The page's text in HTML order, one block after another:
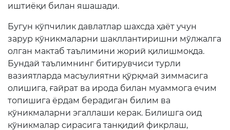
иштиёқи билан яшашади.
Бугун кўпчилик давлатлар шахсда ҳаёт учун
зарур кўникмаларни шакллантиришни мўлжалга
олган мактаб таълимини жорий қилишмоқда.
Бундай таълимнинг битирувчиси турли
вазиятларда масъулиятни қўрқмай зиммасига
олишига, ғайрат ва ирода билан муаммога ечим
топишига ёрдам берадиган билим ва
кўникмаларни эгаллаши керак. Билишга оид
кўникмалар сирасига танқидий фикрлаш,